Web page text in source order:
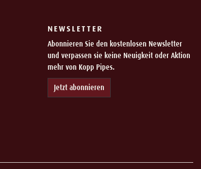
NEWSLETTER
Abonnieren Sie den kostenlosen Newsletter
und verpassen sie keine Neuigkeit oder Aktion
mehr von Kopp Pipes.
Jetzt abonnieren